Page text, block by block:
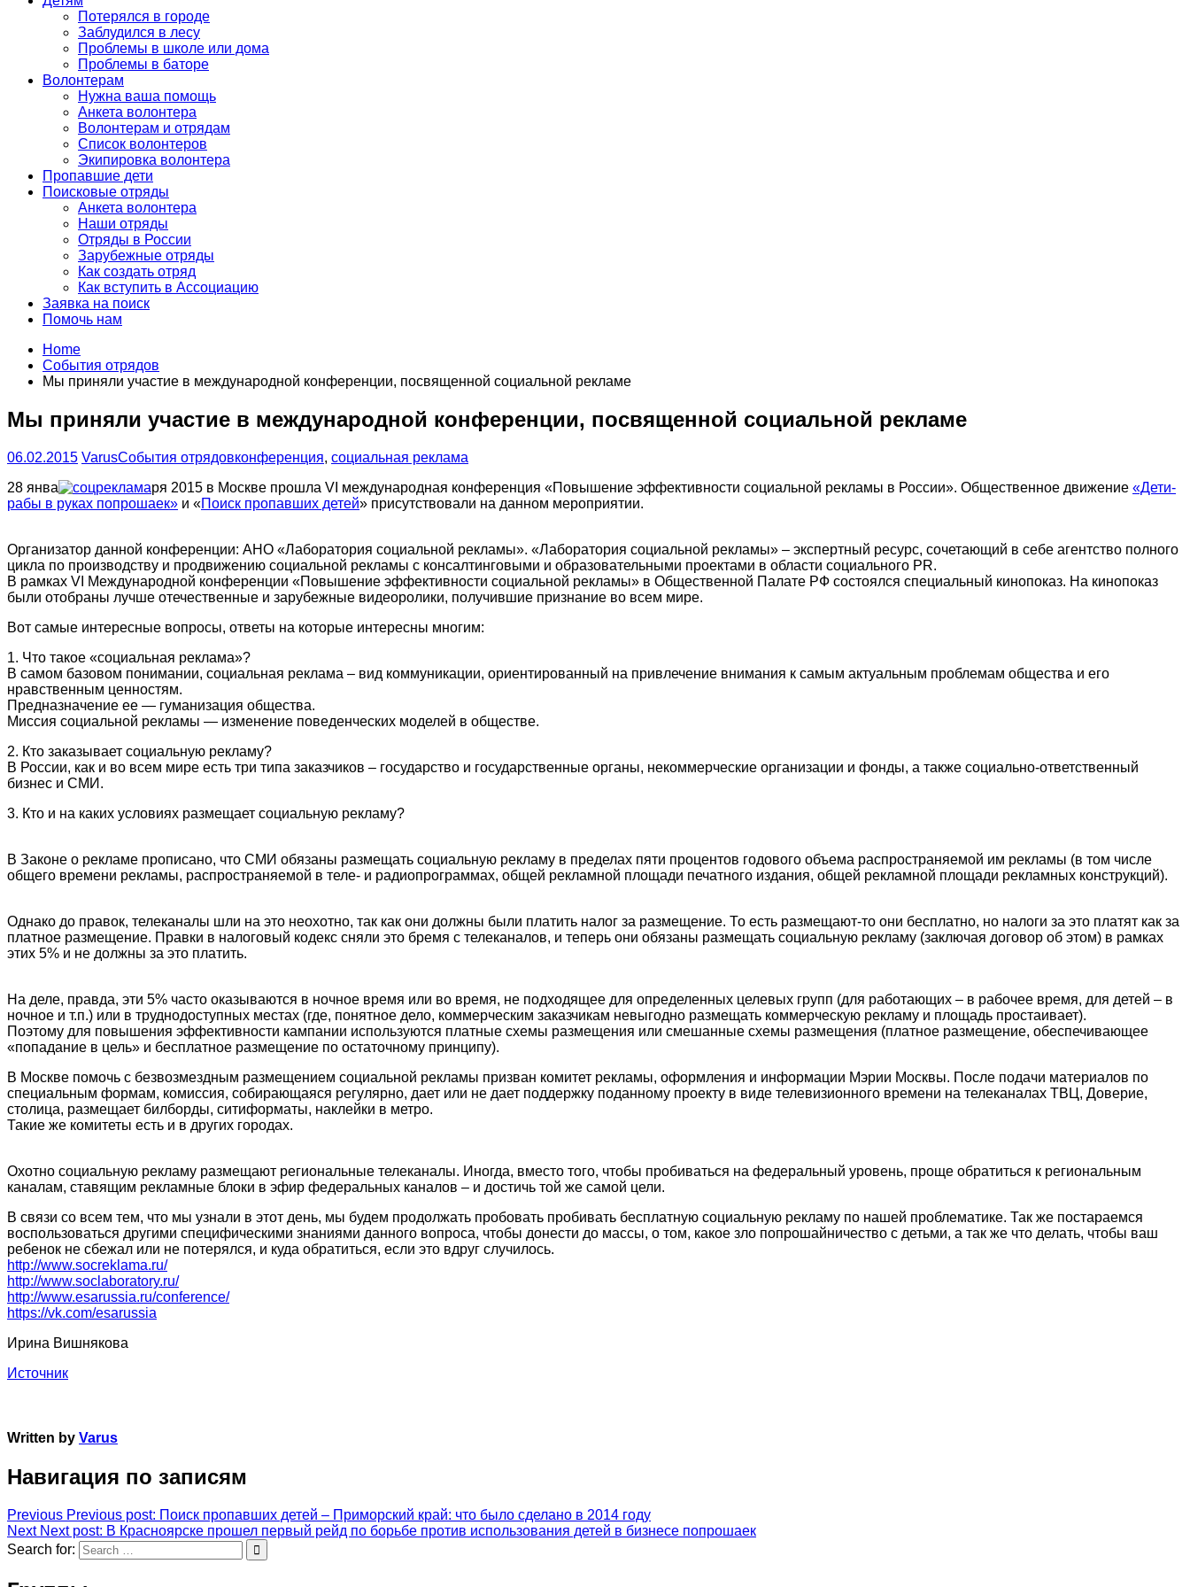
Потерялся в городе
Заблудился в лесу
Проблемы в школе или дома
Проблемы в баторе
Волонтерам
Нужна ваша помощь
Анкета волонтера
Волонтерам и отрядам
Список волонтеров
Экипировка волонтера
Пропавшие дети
Поисковые отряды
Анкета волонтера
Наши отряды
Отряды в России
Зарубежные отряды
Как создать отряд
Как вступить в Ассоциацию
Заявка на поиск
Помочь нам
Home
События отрядов
Мы приняли участие в международной конференции, посвященной социальной рекламе
Мы приняли участие в международной конференции, посвященной социальной рекламе
06.02.2015 VarusСобытия отрядовконференция, социальная реклама
28 янва
ря 2015 в Москве прошла VI международная конференция «Повышение эффективности социальной рекламы в России». Общественное движение «Дети-
рабы в руках попрошаек» и «Поиск пропавших детей» присутствовали на данном мероприятии.
Организатор данной конференции: АНО «Лаборатория социальной рекламы». «Лаборатория социальной рекламы» – экспертный ресурс, сочетающий в себе агентство полного
цикла по производству и продвижению социальной рекламы с консалтинговыми и образовательными проектами в области социального PR.
В рамках VI Международной конференции «Повышение эффективности социальной рекламы» в Общественной Палате РФ состоялся специальный кинопоказ. На кинопоказ
были отобраны лучше отечественные и зарубежные видеоролики, получившие признание во всем мире.
Вот самые интересные вопросы, ответы на которые интересны многим:
1. Что такое «социальная реклама»?
В самом базовом понимании, социальная реклама – вид коммуникации, ориентированный на привлечение внимания к самым актуальным проблемам общества и его
нравственным ценностям.
Предназначение ее — гуманизация общества.
Миссия социальной рекламы — изменение поведенческих моделей в обществе.
2. Кто заказывает социальную рекламу?
В России, как и во всем мире есть три типа заказчиков – государство и государственные органы, некоммерческие организации и фонды, а также социально-ответственный
бизнес и СМИ.
3. Кто и на каких условиях размещает социальную рекламу?
В Законе о рекламе прописано, что СМИ обязаны размещать социальную рекламу в пределах пяти процентов годового объема распространяемой им рекламы (в том числе
общего времени рекламы, распространяемой в теле- и радиопрограммах, общей рекламной площади печатного издания, общей рекламной площади рекламных конструкций).
Однако до правок, телеканалы шли на это неохотно, так как они должны были платить налог за размещение. То есть размещают-то они бесплатно, но налоги за это платят как за
платное размещение. Правки в налоговый кодекс сняли это бремя с телеканалов, и теперь они обязаны размещать социальную рекламу (заключая договор об этом) в рамках
этих 5% и не должны за это платить.
На деле, правда, эти 5% часто оказываются в ночное время или во время, не подходящее для определенных целевых групп (для работающих – в рабочее время, для детей – в
ночное и т.п.) или в труднодоступных местах (где, понятное дело, коммерческим заказчикам невыгодно размещать коммерческую рекламу и площадь простаивает).
Поэтому для повышения эффективности кампании используются платные схемы размещения или смешанные схемы размещения (платное размещение, обеспечивающее
«попадание в цель» и бесплатное размещение по остаточному принципу).
В Москве помочь с безвозмездным размещением социальной рекламы призван комитет рекламы, оформления и информации Мэрии Москвы. После подачи материалов по
специальным формам, комиссия, собирающаяся регулярно, дает или не дает поддержку поданному проекту в виде телевизионного времени на телеканалах ТВЦ, Доверие,
столица, размещает билборды, ситиформаты, наклейки в метро.
Такие же комитеты есть и в других городах.
Охотно социальную рекламу размещают региональные телеканалы. Иногда, вместо того, чтобы пробиваться на федеральный уровень, проще обратиться к региональным
каналам, ставящим рекламные блоки в эфир федеральных каналов – и достичь той же самой цели.
В связи со всем тем, что мы узнали в этот день, мы будем продолжать пробовать пробивать бесплатную социальную рекламу по нашей проблематике. Так же постараемся
воспользоваться другими специфическими знаниями данного вопроса, чтобы донести до массы, о том, какое зло попрошайничество с детьми, а так же что делать, чтобы ваш
ребенок не сбежал или не потерялся, и куда обратиться, если это вдруг случилось.
http://www.socreklama.ru/
http://www.soclaboratory.ru/
http://www.esarussia.ru/conference/
https://vk.com/esarussia
Ирина Вишнякова
Источник
Written by Varus
Навигация по записям
Previous Previous post: Поиск пропавших детей – Приморский край: что было сделано в 2014 году
Next Next post: В Красноярске прошел первый рейд по борьбе против использования детей в бизнесе попрошаек
Search for: